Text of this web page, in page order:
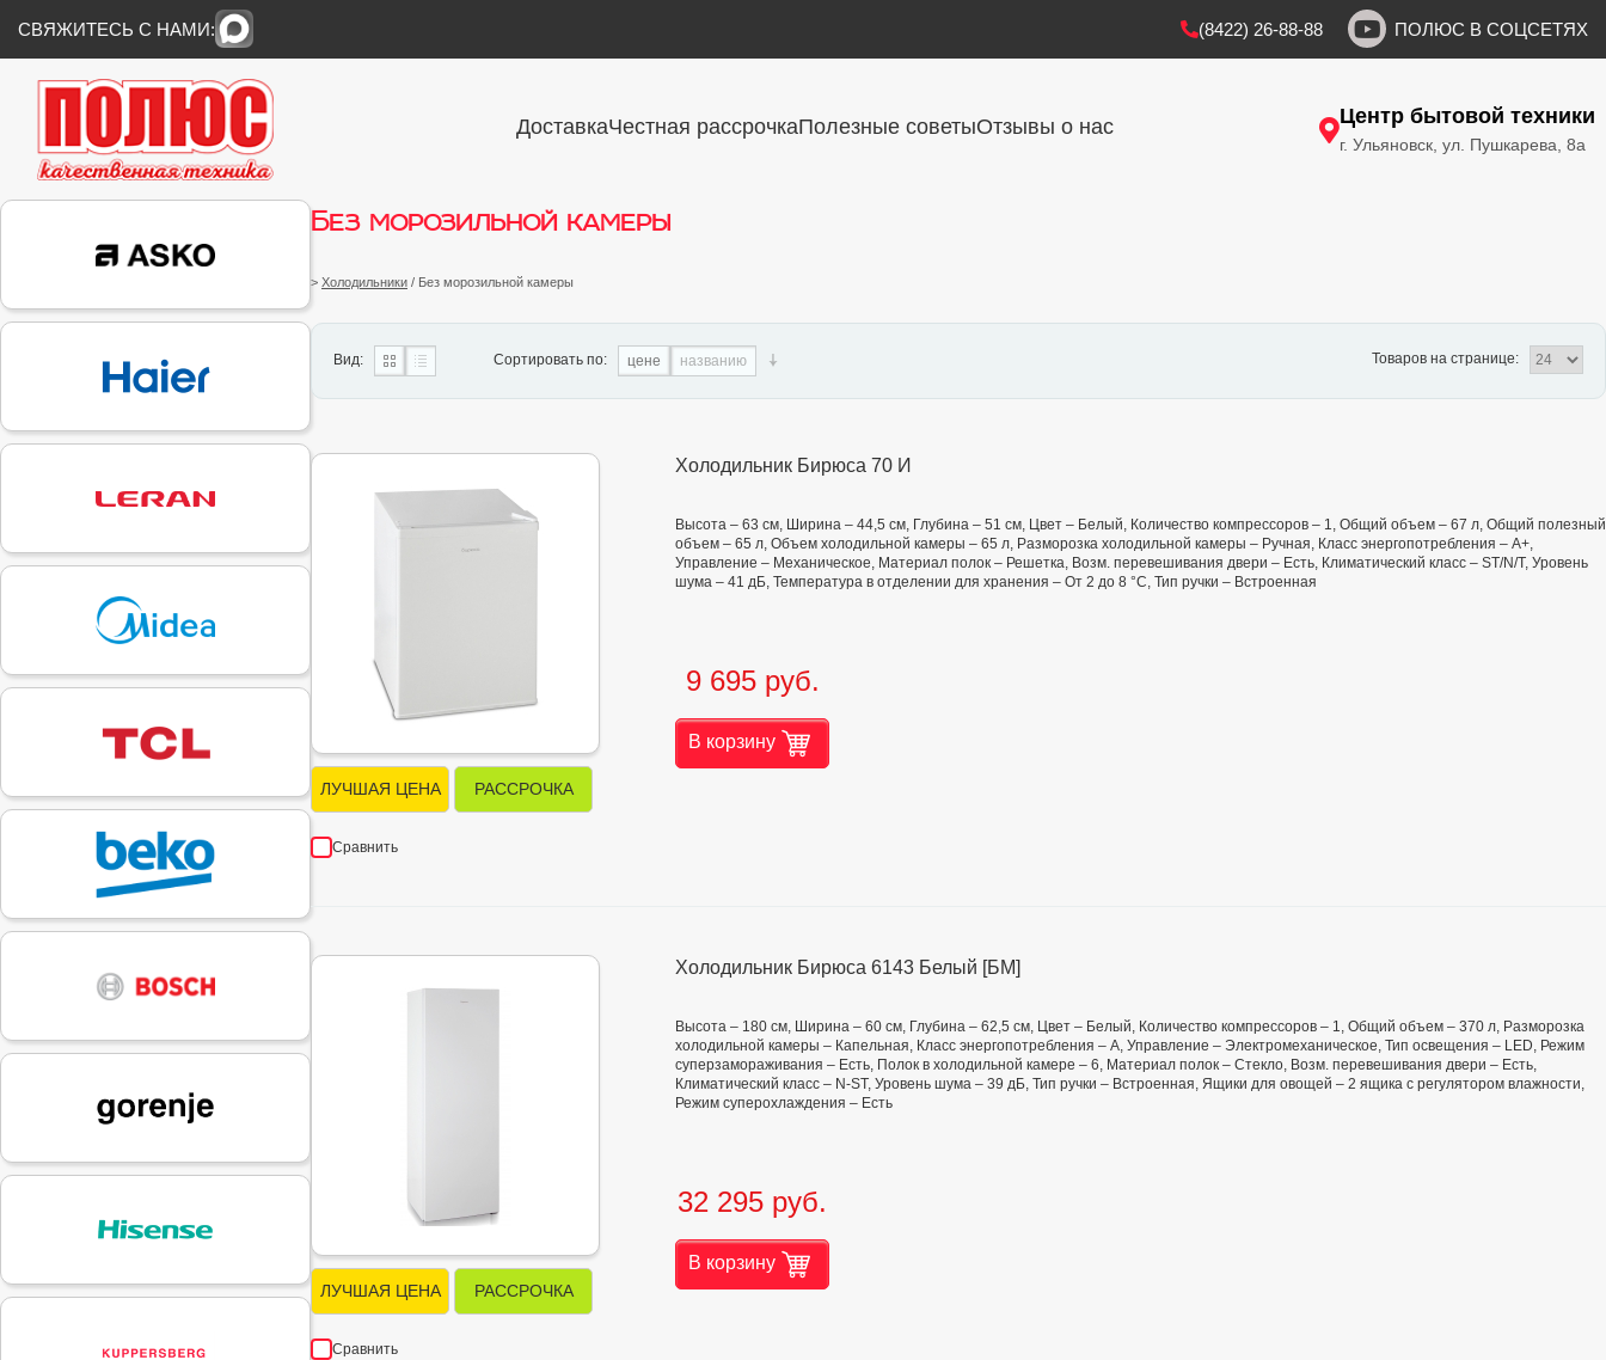
СВЯЖИТЕСЬ С НАМИ: (8422) 26-88-88 ПОЛЮС В СОЦСЕТЯХ
ДоставкаЧестная рассрочкаПолезные советыОтзывы о нас Центр бытовой техники
г. Ульяновск, ул. Пушкарева, 8а
Без морозильной камеры
> Холодильники / Без морозильной камеры
Вид: Сортировать по: цене названию Товаров на странице:
ЛУЧШАЯ ЦЕНА РАССРОЧКА
Сравнить
Холодильник Бирюса 70 И
Высота – 63 см, Ширина – 44,5 см, Глубина – 51 см, Цвет – Белый, Количество компрессоров – 1, Общий объем – 67 л, Общий полезный
объем – 65 л, Объем холодильной камеры – 65 л, Разморозка холодильной камеры – Ручная, Класс энергопотребления – А+,
Управление – Механическое, Материал полок – Решетка, Возм. перевешивания двери – Есть, Климатический класс – ST/N/T, Уровень
шума – 41 дБ, Температура в отделении для хранения – От 2 до 8 °C, Тип ручки – Встроенная
9 695 руб.
В корзину
ЛУЧШАЯ ЦЕНА РАССРОЧКА
Сравнить
Холодильник Бирюса 6143 Белый [БМ]
Высота – 180 см, Ширина – 60 см, Глубина – 62,5 см, Цвет – Белый, Количество компрессоров – 1, Общий объем – 370 л, Разморозка
холодильной камеры – Капельная, Класс энергопотребления – А, Управление – Электромеханическое, Тип освещения – LED, Режим
суперзамораживания – Есть, Полок в холодильной камере – 6, Материал полок – Стекло, Возм. перевешивания двери – Есть,
Климатический класс – N-ST, Уровень шума – 39 дБ, Тип ручки – Встроенная, Ящики для овощей – 2 ящика с регулятором влажности,
Режим суперохлаждения – Есть
32 295 руб.
В корзину